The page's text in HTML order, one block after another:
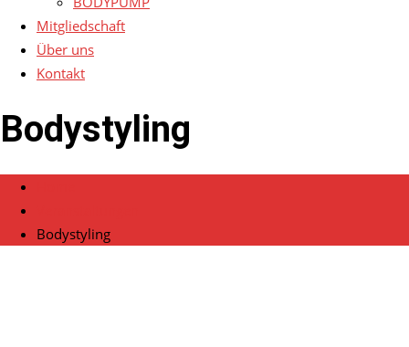
Mitgliedschaft
Über uns
Kontakt
Bodystyling
Bodystyling